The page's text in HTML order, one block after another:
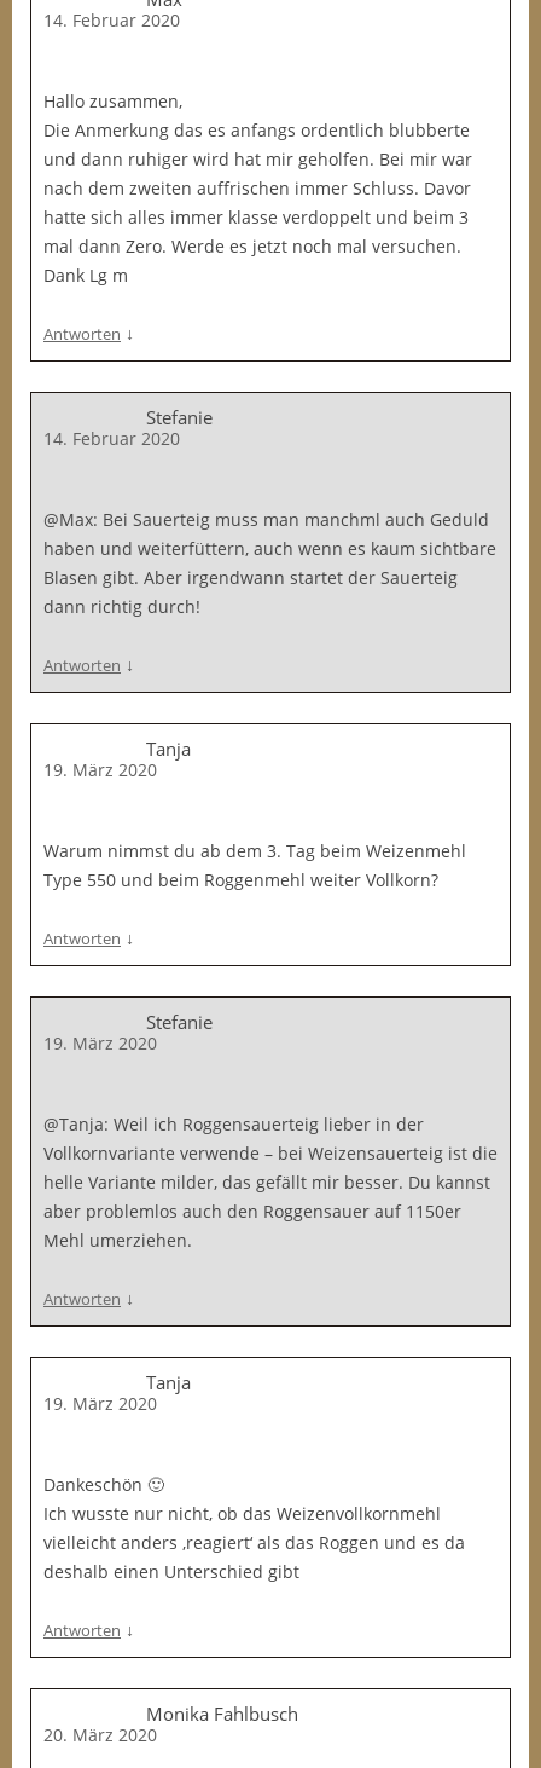
14. Februar 2020
Hallo zusammen,
Die Anmerkung das es anfangs ordentlich blubberte
und dann ruhiger wird hat mir geholfen. Bei mir war
nach dem zweiten auffrischen immer Schluss. Davor
hatte sich alles immer klasse verdoppelt und beim 3
mal dann Zero. Werde es jetzt noch mal versuchen.
Dank Lg m
Antworten ↓
Stefanie
14. Februar 2020
@Max: Bei Sauerteig muss man manchml auch Geduld
haben und weiterfüttern, auch wenn es kaum sichtbare
Blasen gibt. Aber irgendwann startet der Sauerteig
dann richtig durch!
Antworten ↓
Tanja
19. März 2020
Warum nimmst du ab dem 3. Tag beim Weizenmehl
Type 550 und beim Roggenmehl weiter Vollkorn?
Antworten ↓
Stefanie
19. März 2020
@Tanja: Weil ich Roggensauerteig lieber in der
Vollkornvariante verwende – bei Weizensauerteig ist die
helle Variante milder, das gefällt mir besser. Du kannst
aber problemlos auch den Roggensauer auf 1150er
Mehl umerziehen.
Antworten ↓
Tanja
19. März 2020
Dankeschön 🙂
Ich wusste nur nicht, ob das Weizenvollkornmehl
vielleicht anders ‚reagiert‘ als das Roggen und es da
deshalb einen Unterschied gibt
Antworten ↓
Monika Fahlbusch
20. März 2020